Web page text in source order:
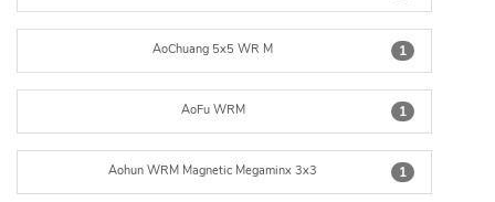
1
AoChuang 5x5 WR M
1
AoFu WRM
1
Aohun WRM Magnetic Megaminx 3x3